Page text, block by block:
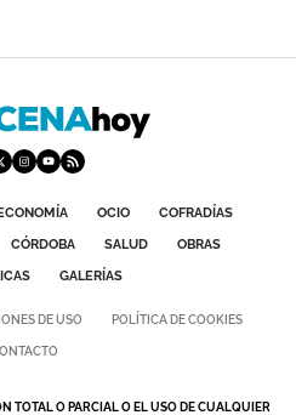
ECONOMÍA OCIO
COFRADÍAS
CÓRDOBA SALUD
OBRAS
GALERÍAS
DE USO POLÍTICA DE COOKIES
TOTAL O PARCIAL O EL USO DE CUALQUIER